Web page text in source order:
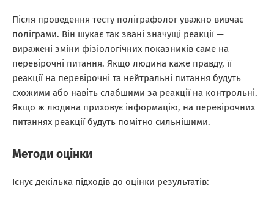
Після проведення тесту поліграфолог уважно вивчає
поліграми. Він шукає так звані значущі реакції —
виражені зміни фізіологічних показників саме на
перевірочні питання. Якщо людина каже правду, її
реакції на перевірочні та нейтральні питання будуть
схожими або навіть слабшими за реакції на контрольні.
Якщо ж людина приховує інформацію, на перевірочних
питаннях реакції будуть помітно сильнішими.
Методи оцінки
Існує декілька підходів до оцінки результатів: